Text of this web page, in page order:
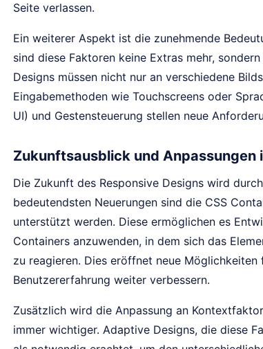
Seite verlassen.
Ein weiterer Aspekt ist die zunehmende
sind diese Faktoren keine Extras mehr,
Designs müssen nicht nur an verschiedene
Eingabemethoden wie Touchscreens oder
UI) und Gestensteuerung stellen neue
Zukunftsausblick und Anpassungen
Die Zukunft des Responsive Designs wird
bedeutendsten Neuerungen sind die CSS
unterstützt werden. Diese ermöglichen es
Containers anzuwenden, in dem sich das
zu reagieren. Dies eröffnet neue
Benutzererfahrung weiter verbessern.
Zusätzlich wird die Anpassung an
immer wichtiger. Adaptive Designs, die diese